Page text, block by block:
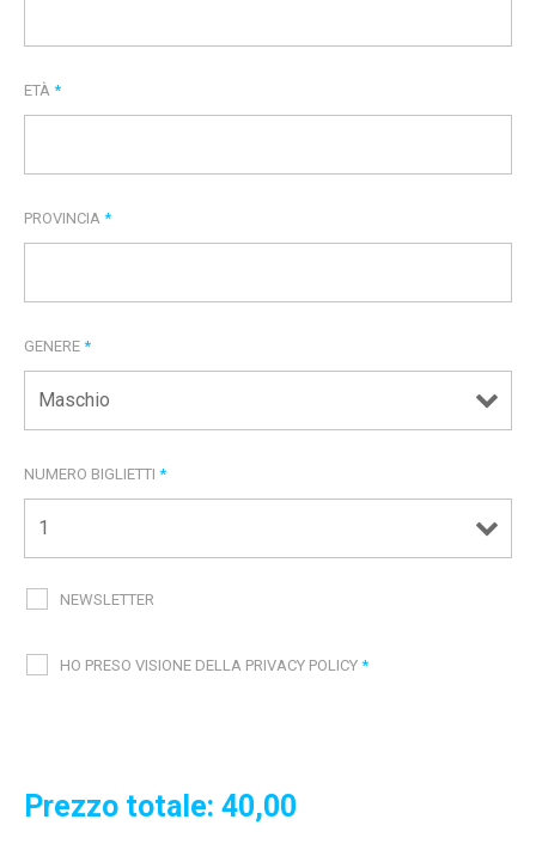
ETÀ *
PROVINCIA *
GENERE *
NUMERO BIGLIETTI *
NEWSLETTER
HO PRESO VISIONE DELLA PRIVACY POLICY *
Prezzo totale: 40,00